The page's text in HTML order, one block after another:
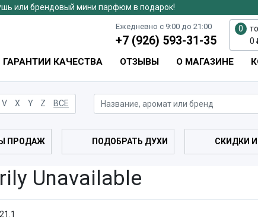
или брендовый мини парфюм в подарок!
Ежедневно с 9:00 до 21:00
+7 (926) 593-31-35
0
0
ГАРАНТИИ КАЧЕСТВА ОТЗЫВЫ О МАГАЗИНЕ
V X Y Z ВСЕ
ПРОДАЖ ПОДОБРАТЬ ДУХИ СКИДКИ
Unavailable